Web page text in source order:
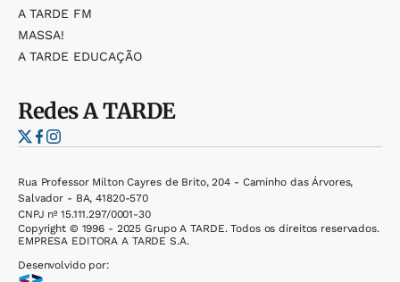
A TARDE FM
MASSA!
A TARDE EDUCAÇÃO
RedesA TARDE
Rua Professor Milton Cayres de Brito, 204 - Caminho das Árvores,
Salvador - BA, 41820-570
CNPJ nº 15.111.297/0001-30
Copyright © 1996 - 2025 Grupo A TARDE. Todos os direitos reservados.
EMPRESA EDITORA A TARDE S.A.
Desenvolvido por: